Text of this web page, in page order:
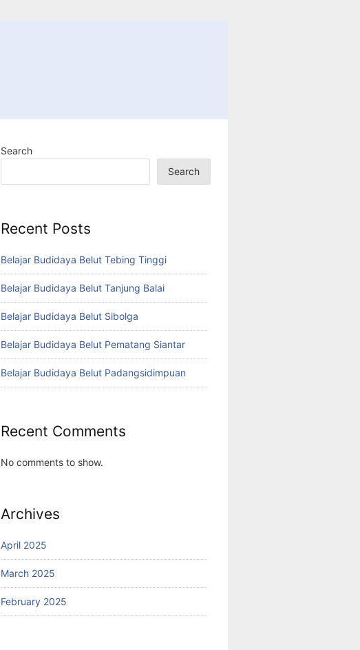
Search
Search
Recent Posts
Belajar Budidaya Belut Tebing Tinggi
Belajar Budidaya Belut Tanjung Balai
Belajar Budidaya Belut Sibolga
Belajar Budidaya Belut Pematang Siantar
Belajar Budidaya Belut Padangsidimpuan
Recent Comments
No comments to show.
Archives
April 2025
March 2025
February 2025